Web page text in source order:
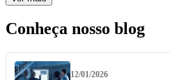
Conheça nosso blog
12/01/2026